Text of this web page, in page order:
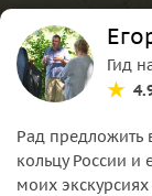
Гид
Рад предложить
кольцу России
моих